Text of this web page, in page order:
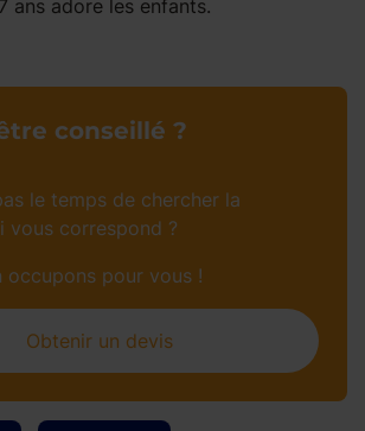
ans adore les enfants.
conseillé ?
le temps de chercher la
vous correspond ?
occupons pour vous !
Obtenir un devis